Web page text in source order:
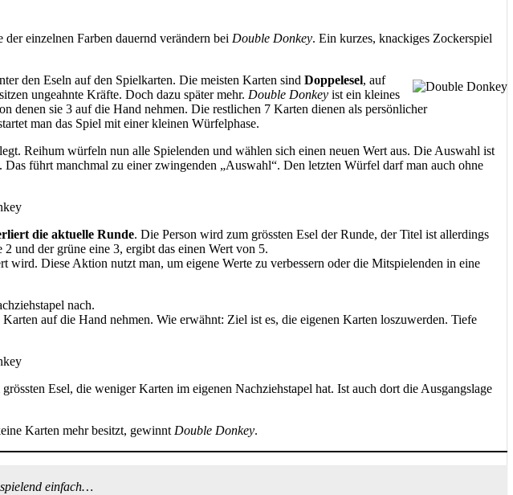
einzelnen Farben dauernd verändern bei Double Donkey. Ein kurzes, knackiges Zockerspiel
den Eseln auf den Spielkarten. Die meisten Karten sind Doppelesel, auf
ungeahnte Kräfte. Doch dazu später mehr. Double Donkey ist ein kleines
denen sie 3 auf die Hand nehmen. Die restlichen 7 Karten dienen als persönlicher
man das Spiel mit einer kleinen Würfelphase.
Reihum würfeln nun alle Spielenden und wählen sich einen neuen Wert aus. Die Auswahl ist
führt manchmal zu einer zwingenden „Auswahl“. Den letzten Würfel darf man auch ohne
die aktuelle Runde. Die Person wird zum grössten Esel der Runde, der Titel ist allerdings
und der grüne eine 3, ergibt das einen Wert von 5.
wird. Diese Aktion nutzt man, um eigene Werte zu verbessern oder die Mitspielenden in eine
nach.
auf die Hand nehmen. Wie erwähnt: Ziel ist es, die eigenen Karten loszuwerden. Tiefe
Esel, die weniger Karten im eigenen Nachziehstapel hat. Ist auch dort die Ausgangslage
Karten mehr besitzt, gewinnt Double Donkey.
einfach…